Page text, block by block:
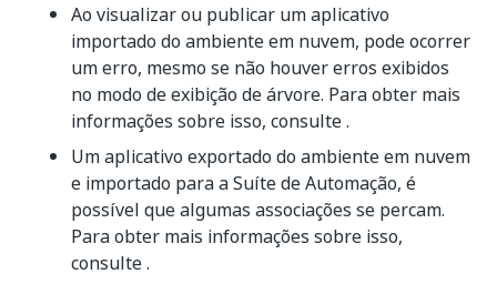
Ao visualizar ou publicar um aplicativo
importado do ambiente em nuvem, pode ocorrer
um erro, mesmo se não houver erros exibidos
no modo de exibição de árvore. Para obter mais
informações sobre isso, consulte .
Um aplicativo exportado do ambiente em nuvem
e importado para a Suíte de Automação, é
possível que algumas associações se percam.
Para obter mais informações sobre isso,
consulte .